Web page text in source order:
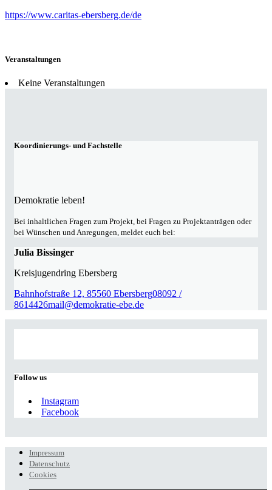
https://www.caritas-ebersberg.de/de
Veranstaltungen
Keine Veranstaltungen
Koordinierungs- und Fachstelle
Demokratie leben!
Bei inhaltlichen Fragen zum Projekt, bei Fragen zu Projektanträgen oder
bei Wünschen und Anregungen, meldet euch bei:
Julia Bissinger
Kreisjugendring Ebersberg
Bahnhofstraße 12, 85560 Ebersberg08092 /
8614426mail@demokratie-ebe.de
Follow us
Instagram
Facebook
Impressum
Datenschutz
Cookies